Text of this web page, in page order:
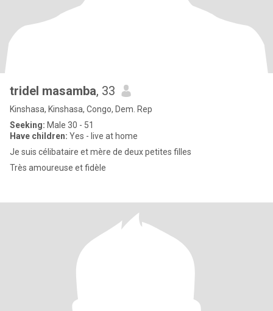
tridel masamba, 33
Kinshasa, Kinshasa, Congo, Dem. Rep
Seeking: Male 30 - 51
Have children: Yes - live at home
Je suis célibataire et mère de deux petites filles
Très amoureuse et fidèle